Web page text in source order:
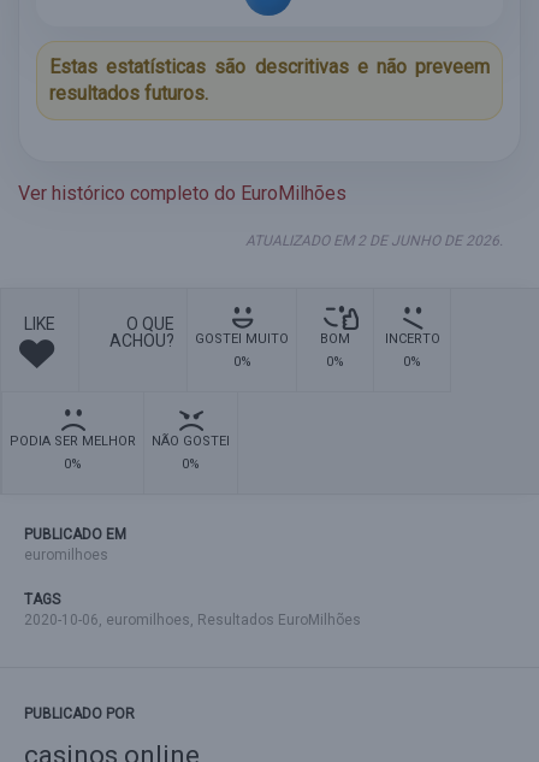
Estas estatísticas são descritivas e não preveem
resultados futuros.
Ver histórico completo do EuroMilhões
ATUALIZADO EM 2 DE JUNHO DE 2026.
LIKE
O QUE
ACHOU?
GOSTEI MUITO
0%
BOM
0%
INCERTO
0%
PODIA SER MELHOR
0%
NÃO GOSTEI
0%
PUBLICADO EM
euromilhoes
TAGS
2020-10-06, euromilhoes, Resultados EuroMilhões
PUBLICADO POR
casinos online